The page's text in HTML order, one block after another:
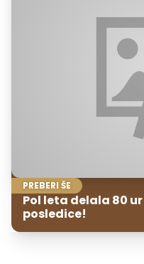
PREBERI ŠE
Pol leta delala 80
posledice!